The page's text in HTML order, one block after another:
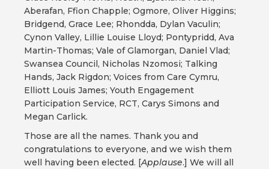
Aberafan, Ffion Chapple; Ogmore, Oliver Higgins;
Bridgend, Grace Lee; Rhondda, Dylan Vaculin;
Cynon Valley, Lillie Louise Lloyd; Pontypridd, Ava
Martin-Thomas; Vale of Glamorgan, Daniel Vlad;
Swansea Council, Nicholas Nzomosi; Talking
Hands, Jack Rigdon; Voices from Care Cymru,
Elliott Louis James; Youth Engagement
Participation Service, RCT, Carys Simons and
Megan Carlick.
Those are all the names. Thank you and
congratulations to everyone, and we wish them
well having been elected. [Applause.] We will all